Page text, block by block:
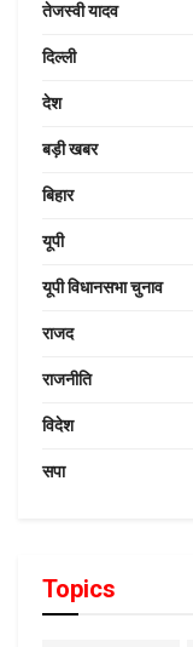
तेजस्वी यादव
दिल्ली
देश
बड़ी खबर
बिहार
यूपी
यूपी विधानसभा चुनाव
राजद
राजनीति
विदेश
सपा
Topics